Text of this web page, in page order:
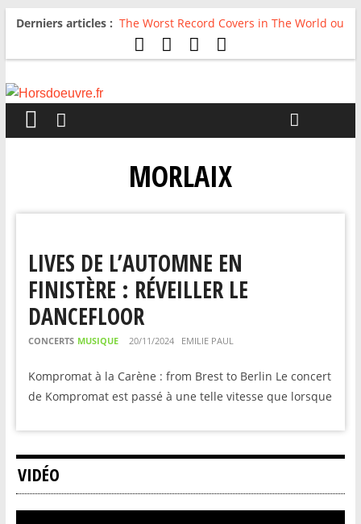
Derniers articles : The Worst Record Covers in The World ou
Comment rire du pire
Avril 2026 : C’est dans les vieux pots
For The First Time, Again : Tyler Ballgame
MORLAIX
LIVES DE L’AUTOMNE EN
FINISTÈRE : RÉVEILLER LE
DANCEFLOOR
CONCERTS MUSIQUE 20/11/2024 EMILIE PAUL
Kompromat à la Carène : from Brest to Berlin Le concert
de Kompromat est passé à une telle vitesse que lorsque
VIDÉO